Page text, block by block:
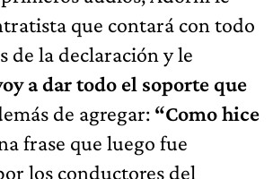
que contará con todo
de la declaración y le
a dar todo el soporte que
de agregar: “Como hice
frase que luego fue
los conductores del